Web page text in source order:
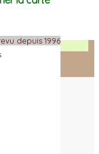
depuis 1996